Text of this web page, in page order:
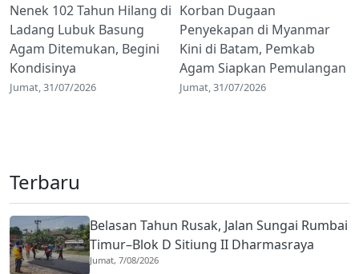
Nenek 102 Tahun Hilang di
Ladang Lubuk Basung
Agam Ditemukan, Begini
Kondisinya
Jumat, 31/07/2026
Korban Dugaan
Penyekapan di Myanmar
Kini di Batam, Pemkab
Agam Siapkan Pemulangan
Jumat, 31/07/2026
Terbaru
Belasan Tahun Rusak, Jalan Sungai Rumbai
Timur–Blok D Sitiung II Dharmasraya
Mulai Diaspal
Jumat, 7/08/2026